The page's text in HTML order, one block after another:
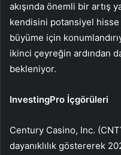
akışında önemli bir artış
kendisini potansiyel hisse
büyüme için
ikinci çeyreğin ardından
bekleniyor.
InvestingPro İçgörüleri
Century Casino, Inc.
dayanıklılık göstererek